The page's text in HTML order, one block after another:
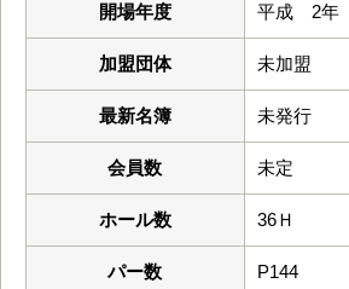
開場年度 平成 2年
加盟団体 未加盟
最新名簿 未発行
会員数 未定
ホール数 36Ｈ
パー数 P144